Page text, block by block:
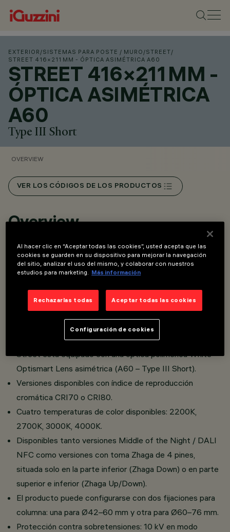
EXTERIOR /SISTEMAS PARA POSTE / MURO /STREET/
STREET 416×211 MM - ÓPTICA ASIMÉTRICA A60
STREET 416×211 MM -
ÓPTICA ASIMÉTRICA
A60
Type III Short
OVERVIEW
VER LOS CÓDIGOS DE LOS PRODUCTOS
Overview
Sistema de iluminación urbana y vial con fuentes
luminosas LED.
presión, con vidrio templado sodocálcico de 5 mm de
espesor.
Ausencia de emisión de flujo luminoso hacia arriba.
Compartimento óptico orientable.
Street está equipado con una óptica polimérica White
Optismart Lens asimétrica (A60 – Type III Short).
Versiones disponibles con índice de reproducción
cromática CRI70 o CRI80.
Cuatro temperaturas de color disponibles: 2200K,
2700K, 3000K, 4000K.
Disponibles tanto versiones Middle of the Night / DALI
NFC como versiones con toma Zhaga de 4 pines,
situada solo en la parte inferior (Zhaga Down) o en parte
superior e inferior (Zhaga Up/Down).
El producto puede configurarse con dos fijaciones para
columna: una para Ø42–60 mm y otra para Ø60–76 mm.
Protección contra sobretensiones: 10 kV en modo
Al hacer clic en “Aceptar todas las cookies”, usted acepta que las
cookies se guarden en su dispositivo para mejorar la navegación
del sitio, analizar el uso del mismo, y colaborar con nuestros
estudios para marketing. Más información
Rechazarlas todas Aceptar todas las cookies
Configuración de cookies